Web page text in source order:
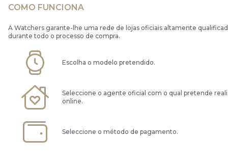
COMO FUNCIONA
A Watchers garante-lhe uma rede de lojas oficiais altamente
durante todo o processo de compra.
Escolha o modelo pretendido.
Seleccione o agente oficial com o qual pretende
online.
Seleccione o método de pagamento.